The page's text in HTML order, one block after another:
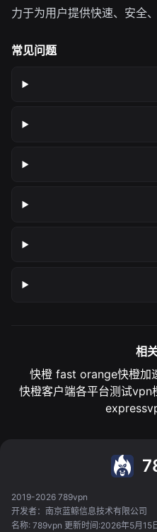
力于为用户提供快速、安全
常见问题
相
快橙 fast orange快橙加
快橙客户端各平台测试vpn
2019-2026 789vpn
开发者：南京蓝鲸信息技术有限公司
名称: 789vpn 更新时间:2026年5月15